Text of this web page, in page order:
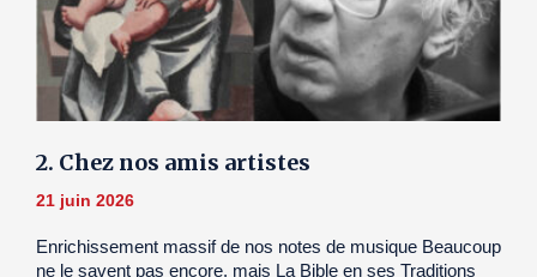
2. Chez nos amis artistes
21 juin 2026
Enrichissement massif de nos notes de musique Beaucoup
ne le savent pas encore, mais La Bible en ses Traditions